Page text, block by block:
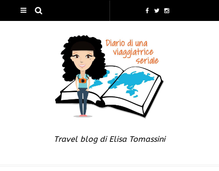
Travel blog di Elisa Tomassini